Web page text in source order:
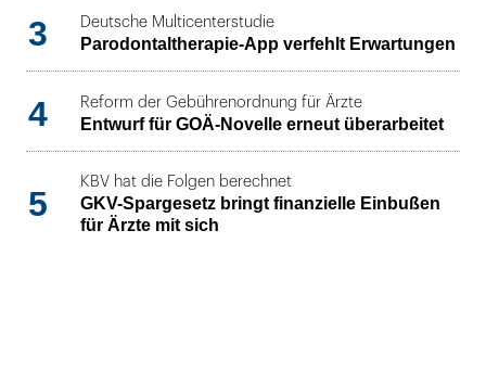
3 Deutsche Multicenterstudie
Parodontaltherapie-App verfehlt Erwartungen
4 Reform der Gebührenordnung für Ärzte
Entwurf für GOÄ-Novelle erneut überarbeitet
5
KBV hat die Folgen berechnet
GKV-Spargesetz bringt finanzielle Einbußen
für Ärzte mit sich